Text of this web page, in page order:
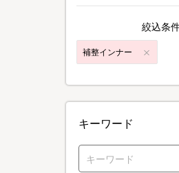
絞込条
補整インナー
キーワード